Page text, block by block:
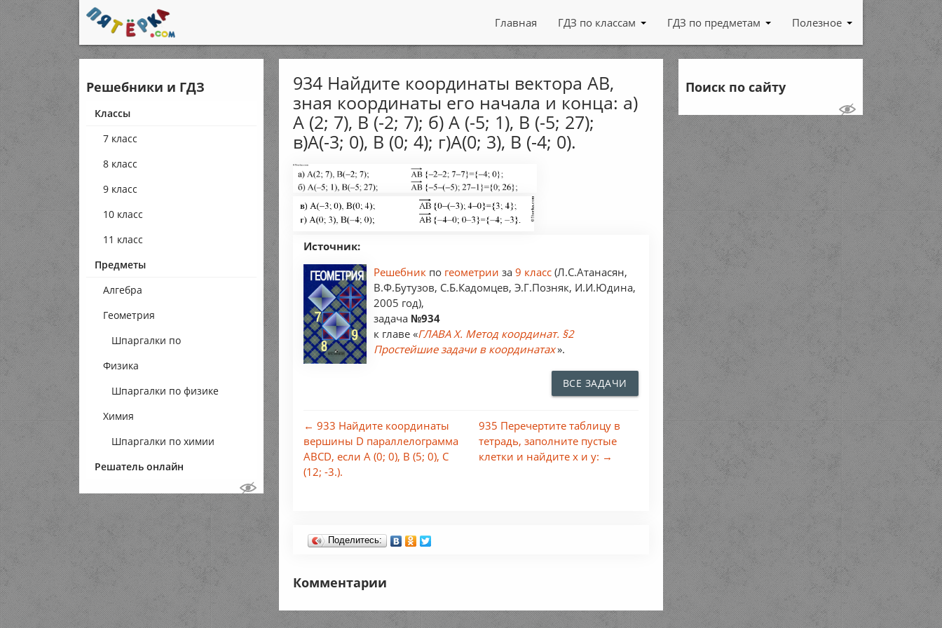
Главная ГДЗ по классам ГДЗ по предметам Полезное
Решебники и ГДЗ
Классы
7 класс
8 класс
9 класс
10 класс
11 класс
Предметы
Алгебра
Геометрия
Шпаргалки по
геометрии
Физика
Шпаргалки по физике
Химия
Шпаргалки по химии
Решатель онлайн
934 Найдите координаты вектора АВ,
зная координаты его начала и конца: а)
А (2; 7), B (-2; 7); б) А (-5; 1), B (-5; 27);
в)А(-3; 0), B (0; 4); г)А(0; 3), B (-4; 0).
Источник:
Решебник по геометрииза9 класс (Л.С.Атанасян,
В.Ф.Бутузов, С.Б.Кадомцев, Э.Г.Позняк, И.И.Юдина,
2005 год),
задача №934
к главе «ГЛАВА X. Метод координат. §2
Простейшие задачи в координатах».
ВСЕ ЗАДАЧИ
← 933 Найдите координаты
вершины D параллелограмма
ABCD, если А (0; 0), B (5; 0), С
(12; -3.).
935 Перечертите таблицу в
тетрадь, заполните пустые
клетки и найдите х и y: →
Поделитесь:
Комментарии
Поиск по сайту